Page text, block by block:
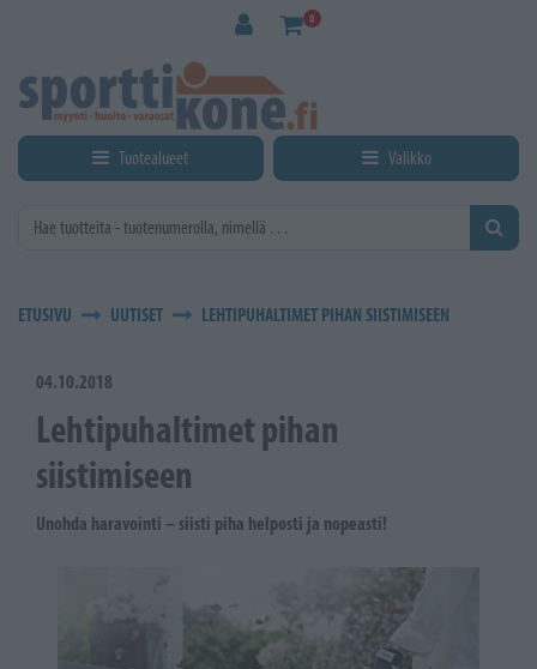
0
Tuotealueet Valikko
ETUSIVU UUTISET LEHTIPUHALTIMET PIHAN SIISTIMISEEN
04.10.2018
Lehtipuhaltimet pihan
siistimiseen
Unohda haravointi – siisti piha helposti ja nopeasti!